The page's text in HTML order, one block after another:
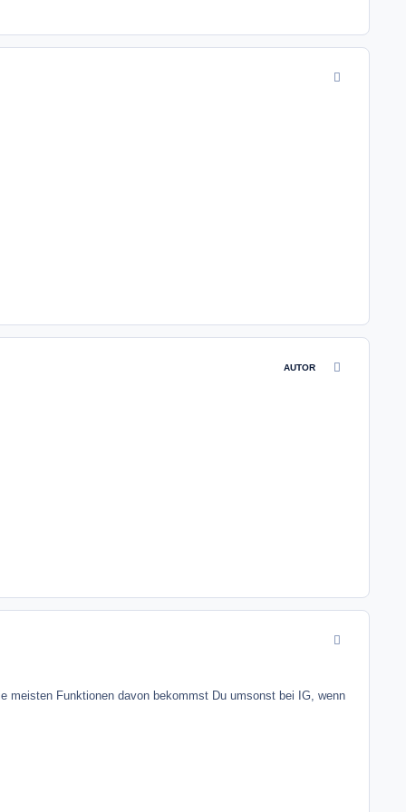
AUTOR
meisten Funktionen davon bekommst Du umsonst bei IG, wenn